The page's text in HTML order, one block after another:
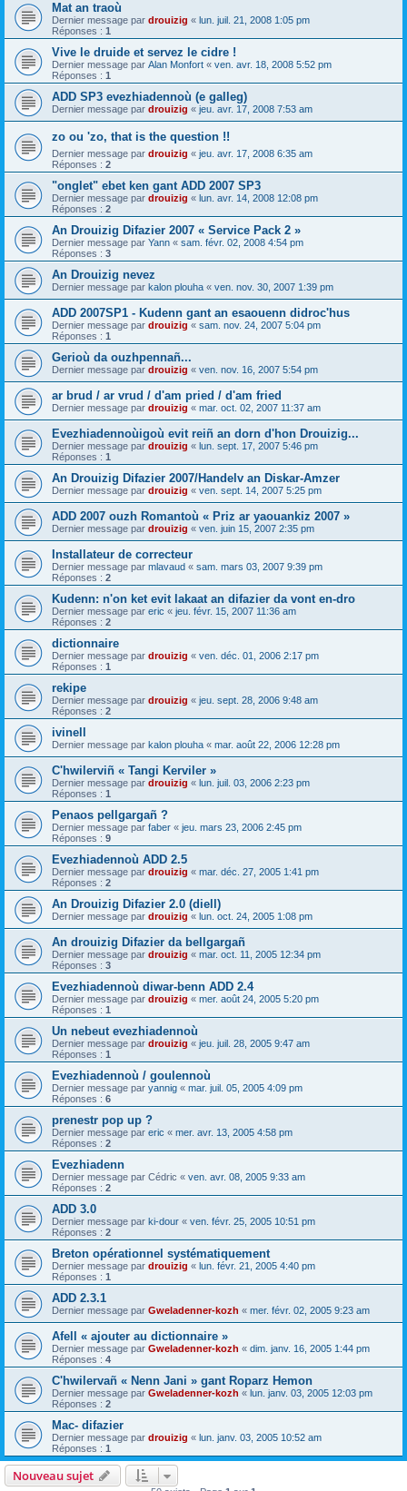
Mat an traoù
Dernier message par drouizig « lun. juil. 21, 2008 1:05 pm
Réponses : 1
Vive le druide et servez le cidre !
Dernier message par Alan Monfort « ven. avr. 18, 2008 5:52 pm
Réponses : 1
ADD SP3 evezhiadennoù (e galleg)
Dernier message par drouizig « jeu. avr. 17, 2008 7:53 am
zo ou 'zo, that is the question !!
Dernier message par drouizig « jeu. avr. 17, 2008 6:35 am
Réponses : 2
"onglet" ebet ken gant ADD 2007 SP3
Dernier message par drouizig « lun. avr. 14, 2008 12:08 pm
Réponses : 2
An Drouizig Difazier 2007 « Service Pack 2 »
Dernier message par Yann « sam. févr. 02, 2008 4:54 pm
Réponses : 3
An Drouizig nevez
Dernier message par kalon plouha « ven. nov. 30, 2007 1:39 pm
ADD 2007SP1 - Kudenn gant an esaouenn didroc'hus
Dernier message par drouizig « sam. nov. 24, 2007 5:04 pm
Réponses : 1
Gerioù da ouzhpennañ...
Dernier message par drouizig « ven. nov. 16, 2007 5:54 pm
ar brud / ar vrud / d'am pried / d'am fried
Dernier message par drouizig « mar. oct. 02, 2007 11:37 am
Evezhiadennoùigoù evit reiñ an dorn d'hon Drouizig...
Dernier message par drouizig « lun. sept. 17, 2007 5:46 pm
Réponses : 1
An Drouizig Difazier 2007/Handelv an Diskar-Amzer
Dernier message par drouizig « ven. sept. 14, 2007 5:25 pm
ADD 2007 ouzh Romantoù « Priz ar yaouankiz 2007 »
Dernier message par drouizig « ven. juin 15, 2007 2:35 pm
Installateur de correcteur
Dernier message par mlavaud « sam. mars 03, 2007 9:39 pm
Réponses : 2
Kudenn: n'on ket evit lakaat an difazier da vont en-dro
Dernier message par eric « jeu. févr. 15, 2007 11:36 am
Réponses : 2
dictionnaire
Dernier message par drouizig « ven. déc. 01, 2006 2:17 pm
Réponses : 1
rekipe
Dernier message par drouizig « jeu. sept. 28, 2006 9:48 am
Réponses : 2
ivinell
Dernier message par kalon plouha « mar. août 22, 2006 12:28 pm
C'hwilerviñ « Tangi Kerviler »
Dernier message par drouizig « lun. juil. 03, 2006 2:23 pm
Réponses : 1
Penaos pellgargañ ?
Dernier message par faber « jeu. mars 23, 2006 2:45 pm
Réponses : 9
Evezhiadennoù ADD 2.5
Dernier message par drouizig « mar. déc. 27, 2005 1:41 pm
Réponses : 2
An Drouizig Difazier 2.0 (diell)
Dernier message par drouizig « lun. oct. 24, 2005 1:08 pm
An drouizig Difazier da bellgargañ
Dernier message par drouizig « mar. oct. 11, 2005 12:34 pm
Réponses : 3
Evezhiadennoù diwar-benn ADD 2.4
Dernier message par drouizig « mer. août 24, 2005 5:20 pm
Réponses : 1
Un nebeut evezhiadennoù
Dernier message par drouizig « jeu. juil. 28, 2005 9:47 am
Réponses : 1
Evezhiadennoù / goulennoù
Dernier message par yannig « mar. juil. 05, 2005 4:09 pm
Réponses : 6
prenestr pop up ?
Dernier message par eric « mer. avr. 13, 2005 4:58 pm
Réponses : 2
Evezhiadenn
Dernier message par Cédric « ven. avr. 08, 2005 9:33 am
Réponses : 2
ADD 3.0
Dernier message par ki-dour « ven. févr. 25, 2005 10:51 pm
Réponses : 2
Breton opérationnel systématiquement
Dernier message par drouizig « lun. févr. 21, 2005 4:40 pm
Réponses : 1
ADD 2.3.1
Dernier message par Gweladenner-kozh « mer. févr. 02, 2005 9:23 am
Afell « ajouter au dictionnaire »
Dernier message par Gweladenner-kozh « dim. janv. 16, 2005 1:44 pm
Réponses : 4
C'hwilervañ « Nenn Jani » gant Roparz Hemon
Dernier message par Gweladenner-kozh « lun. janv. 03, 2005 12:03 pm
Réponses : 2
Mac- difazier
Dernier message par drouizig « lun. janv. 03, 2005 10:52 am
Réponses : 1
Nouveau sujet